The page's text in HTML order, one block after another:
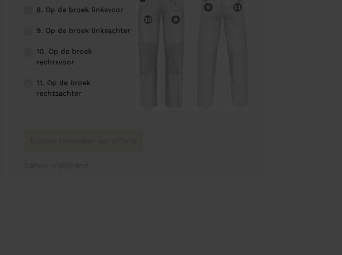
8. Op de broek linksvoor
9. Op de broek linksachter
10. Op de broek
rechtsvoor
11. Op de broek
rechtsachter